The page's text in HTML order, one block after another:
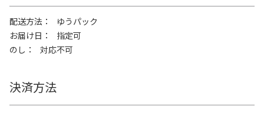
配送方法
ゆうパック
お届け日
指定可
のし
対応不可
決済方法